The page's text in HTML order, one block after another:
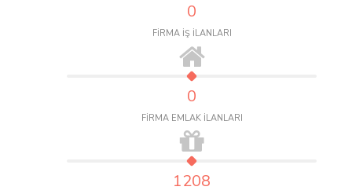
0
FİRMA İŞ İLANLARI
0
FİRMA EMLAK İLANLARI
1208